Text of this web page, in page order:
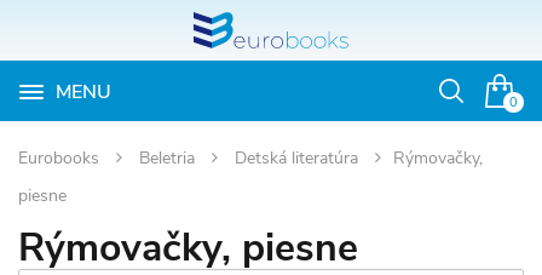
0
MENU
Otvoriť
Eurobooks Beletria Detská literatúra
Rýmovačky,
piesne
Rýmovačky, piesne